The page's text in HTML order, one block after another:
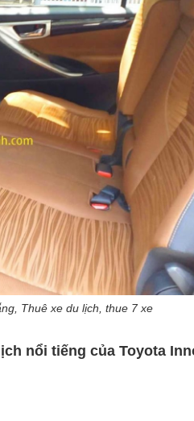
Thuê xe du lịch, thue 7 xe
nổi tiếng của Toyota